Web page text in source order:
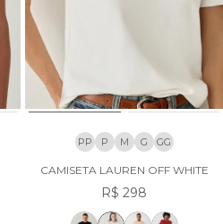
PP P M G GG
CAMISETA LAUREN OFF WHITE
R$ 298